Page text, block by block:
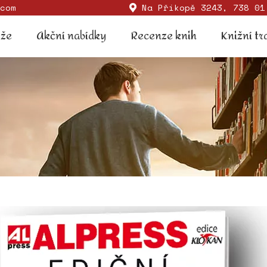
Na Příkopě 3243, 738
Akční nabídky Recenze knih Knižní
Akční nabídky Recenze knih